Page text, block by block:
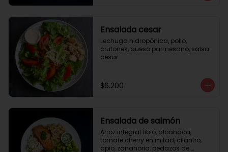
Ensalada cesar
Lechuga hidropónica, pollo,
crutones, queso parmesano, salsa
cesar
$6.200
Ensalada de salmón
Arroz integral tibio, albahaca,
tomate cherry en mitad, cilantro,
apio, zanahoria, pedazos de